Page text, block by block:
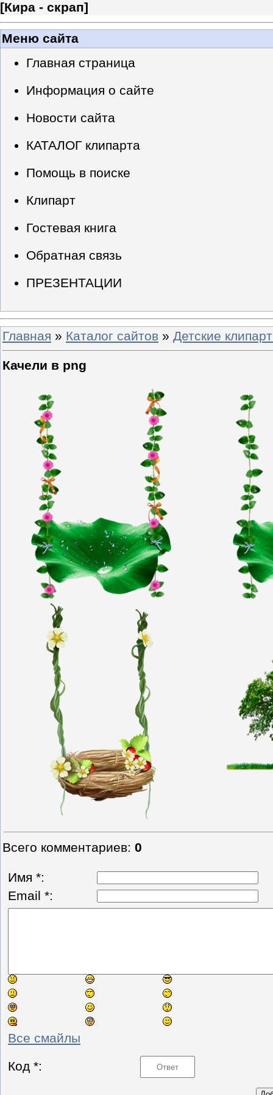
[Кира - скрап]
Меню сайта
Главная страница
Информация о сайте
Новости сайта
КАТАЛОГ клипарта
Помощь в поиске
Клипарт
Гостевая книга
Обратная связь
ПРЕЗЕНТАЦИИ
Главная » Каталог сайтов » Детские
Качели в png
Всего комментариев: 0
Имя *:
Email *:
Все смайлы
Код *: